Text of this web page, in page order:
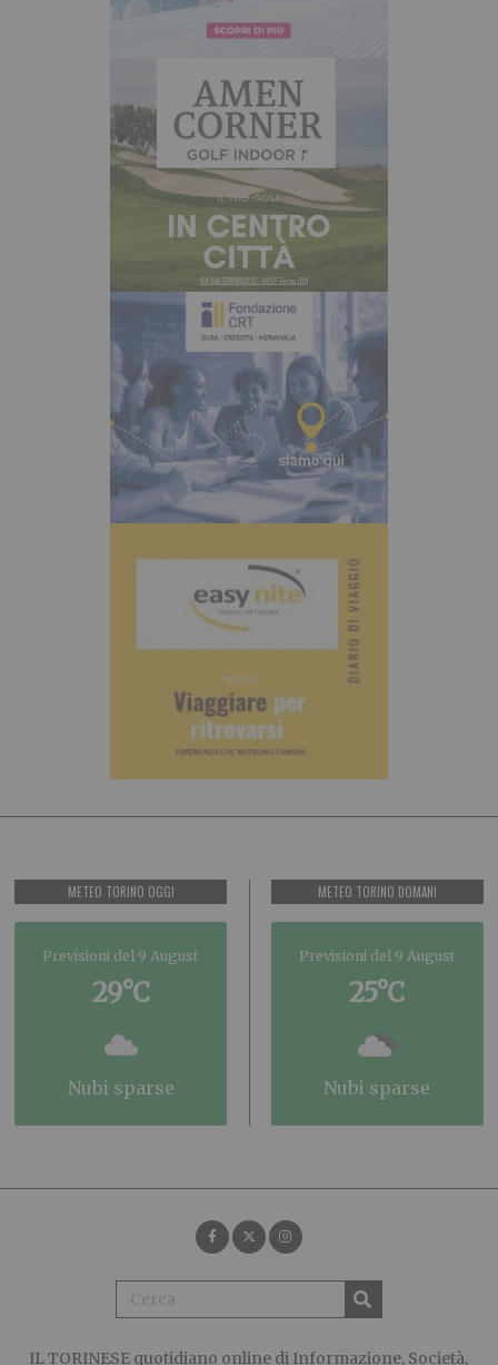
METEO TORINO OGGI
Previsioni del 9 August
29°C
nubi sparse
METEO TORINO DOMANI
Previsioni del 9 August
25°C
nubi sparse
IL TORINESE quotidiano online di Informazione, Società,